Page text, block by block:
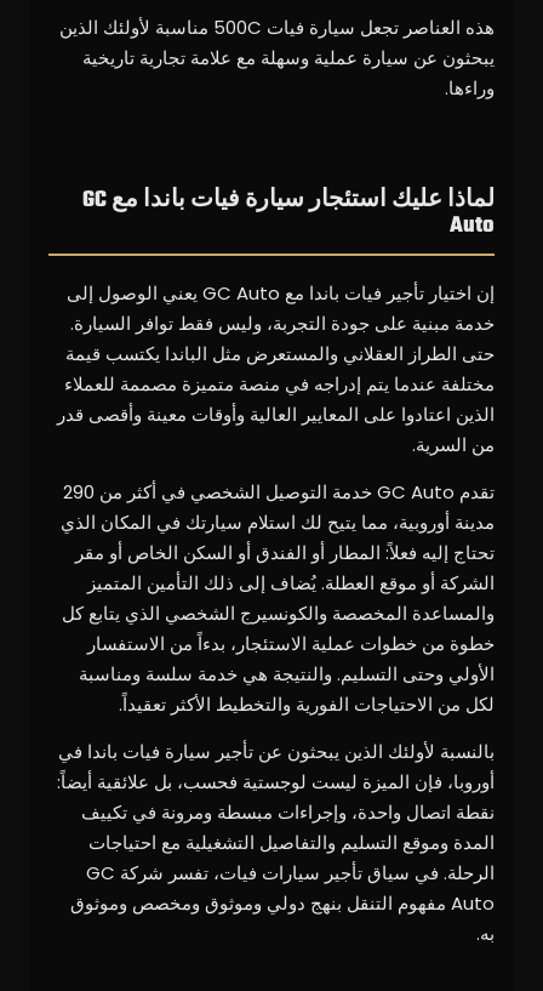
هذه العناصر تجعل سيارة فيات 500C مناسبة لأولئك الذين
يبحثون عن سيارة عملية وسهلة مع علامة تجارية تاريخية
وراءها.
لماذا عليك استئجار سيارة فيات باندا مع GC
Auto
إن اختيار تأجير فيات باندا مع GC Auto يعني الوصول إلى
خدمة مبنية على جودة التجربة، وليس فقط توافر السيارة.
حتى الطراز العقلاني والمستعرض مثل الباندا يكتسب قيمة
مختلفة عندما يتم إدراجه في منصة متميزة مصممة للعملاء
الذين اعتادوا على المعايير العالية وأوقات معينة وأقصى قدر
من السرية.
تقدم GC Auto خدمة التوصيل الشخصي في أكثر من 290
مدينة أوروبية، مما يتيح لك استلام سيارتك في المكان الذي
تحتاج إليه فعلاً: المطار أو الفندق أو السكن الخاص أو مقر
الشركة أو موقع العطلة. يُضاف إلى ذلك التأمين المتميز
والمساعدة المخصصة والكونسيرج الشخصي الذي يتابع كل
خطوة من خطوات عملية الاستئجار، بدءاً من الاستفسار
الأولي وحتى التسليم. والنتيجة هي خدمة سلسة ومناسبة
لكل من الاحتياجات الفورية والتخطيط الأكثر تعقيداً.
بالنسبة لأولئك الذين يبحثون عن تأجير سيارة فيات باندا في
أوروبا، فإن الميزة ليست لوجستية فحسب، بل علائقية أيضاً:
نقطة اتصال واحدة، وإجراءات مبسطة ومرونة في تكييف
المدة وموقع التسليم والتفاصيل التشغيلية مع احتياجات
الرحلة. في سياق تأجير سيارات فيات، تفسر شركة GC
Auto مفهوم التنقل بنهج دولي وموثوق ومخصص وموثوق
به.